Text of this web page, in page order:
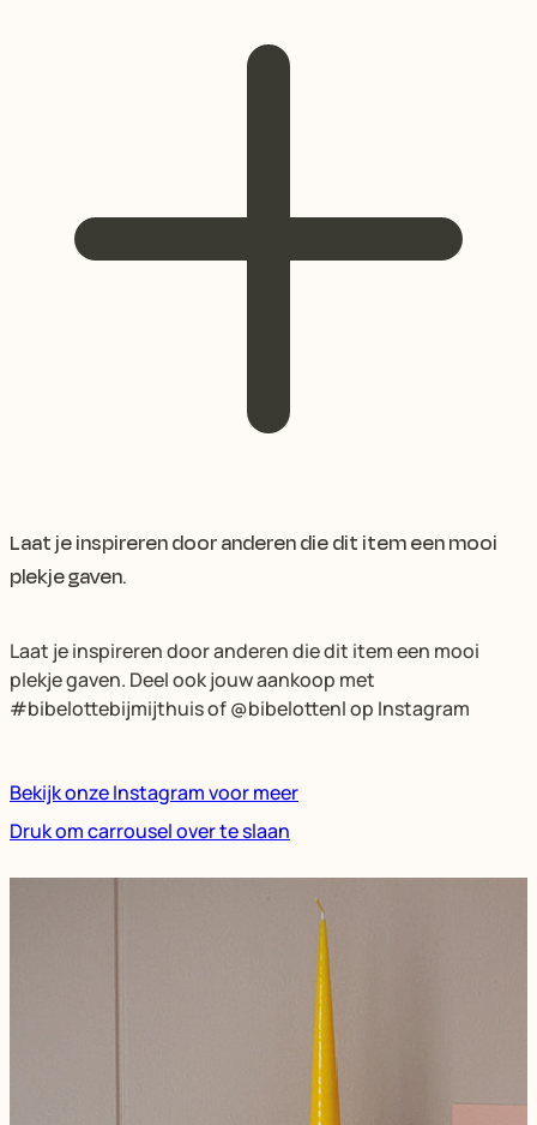
Laat je inspireren door anderen die dit item een mooi
plekje gaven.
Laat je inspireren door anderen die dit item een mooi
plekje gaven. Deel ook jouw aankoop met
#bibelottebijmijthuis of @bibelottenl op Instagram
Bekijk onze Instagram voor meer
Druk om carrousel over te slaan